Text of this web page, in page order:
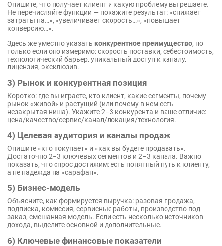
Опишите, что получает клиент и какую проблему вы решаете.
Не перечисляйте функции — покажите результат: «снижает
затраты на…», «увеличивает скорость…», «повышает
конверсию…».
Здесь же уместно указать конкурентное преимущество, но
только если оно измеримо: скорость поставки, себестоимость,
технологический барьер, уникальный доступ к каналу,
лицензия, эксклюзив.
3) Рынок и конкурентная позиция
Коротко: где вы играете, кто клиент, какие сегменты, почему
рынок «живой» и растущий (или почему в нем есть
незакрытая ниша). Укажите 2–3 конкурента и ваше отличие:
цена/качество/сервис/канал/локация/технология.
4) Целевая аудитория и каналы продаж
Опишите «кто покупает» и «как вы будете продавать».
Достаточно 2–3 ключевых сегментов и 2–3 канала. Важно
показать, что спрос достижим: есть понятный путь к клиенту,
а не надежда на «сарафан».
5) Бизнес-модель
Объясните, как формируется выручка: разовая продажа,
подписка, комиссия, сервисные работы, производство под
заказ, смешанная модель. Если есть несколько источников
дохода, выделите основной и дополнительные.
6) Ключевые финансовые показатели